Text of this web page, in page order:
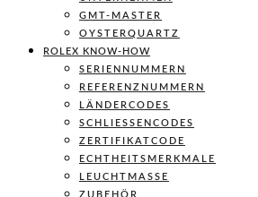
GMT-MASTER
OYSTERQUARTZ
ROLEX KNOW-HOW
SERIENNUMMERN
REFERENZNUMMERN
LÄNDERCODES
SCHLIESSENCODES
ZERTIFIKATCODE
ECHTHEITSMERKMALE
LEUCHTMASSE
ZUBEHÖR